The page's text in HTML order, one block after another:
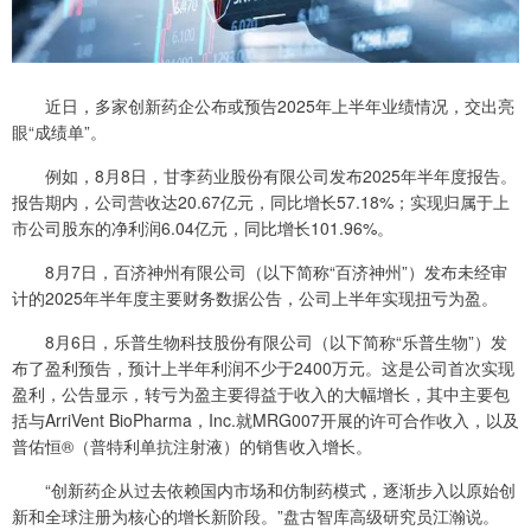
近日，多家创新药企公布或预告2025年上半年业绩情况，交出亮
眼“成绩单”。
例如，8月8日，甘李药业股份有限公司发布2025年半年度报告。
报告期内，公司营收达20.67亿元，同比增长57.18%；实现归属于上
市公司股东的净利润6.04亿元，同比增长101.96%。
8月7日，百济神州有限公司（以下简称“百济神州”）发布未经审
计的2025年半年度主要财务数据公告，公司上半年实现扭亏为盈。
8月6日，乐普生物科技股份有限公司（以下简称“乐普生物”）发
布了盈利预告，预计上半年利润不少于2400万元。这是公司首次实现
盈利，公告显示，转亏为盈主要得益于收入的大幅增长，其中主要包
括与ArriVent BioPharma，Inc.就MRG007开展的许可合作收入，以及
普佑恒®（普特利单抗注射液）的销售收入增长。
“创新药企从过去依赖国内市场和仿制药模式，逐渐步入以原始创
新和全球注册为核心的增长新阶段。”盘古智库高级研究员江瀚说。